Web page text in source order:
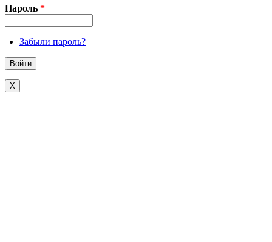
X
Пароль *
Забыли пароль?
X